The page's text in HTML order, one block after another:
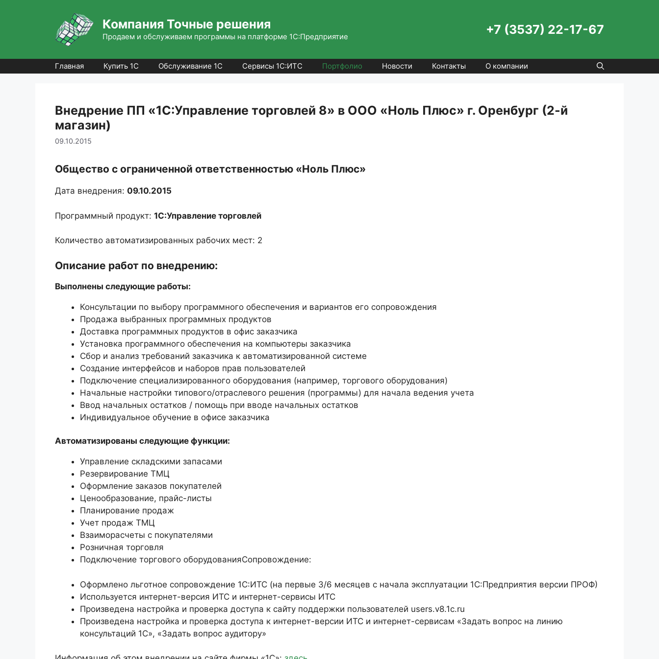
содержимому
Компания Точные решения
Продаем и обслуживаем программы на платформе 1С:Предприятие +7 (3537) 22-17-67
Главная Купить 1С Обслуживание 1С Сервисы 1С:ИТС Портфолио Новости Контакты О компании
Внедрение ПП «1С:Управление торговлей 8» в ООО «Ноль Плюс» г. Оренбург (2-й
магазин)
09.10.2015
Общество с ограниченной ответственностью «Ноль Плюс»
Дата внедрения: 09.10.2015
Программный продукт: 1С:Управление торговлей
Количество автоматизированных рабочих мест: 2
Описание работ по внедрению:
Выполнены следующие работы:
Консультации по выбору программного обеспечения и вариантов его сопровождения
Продажа выбранных программных продуктов
Доставка программных продуктов в офис заказчика
Установка программного обеспечения на компьютеры заказчика
Сбор и анализ требований заказчика к автоматизированной системе
Создание интерфейсов и наборов прав пользователей
Подключение специализированного оборудования (например, торгового оборудования)
Начальные настройки типового/отраслевого решения (программы) для начала ведения учета
Ввод начальных остатков / помощь при вводе начальных остатков
Индивидуальное обучение в офисе заказчика
Автоматизированы следующие функции:
Управление складскими запасами
Резервирование ТМЦ
Оформление заказов покупателей
Ценообразование, прайс-листы
Планирование продаж
Учет продаж ТМЦ
Взаиморасчеты с покупателями
Розничная торговля
Подключение торгового оборудованияСопровождение:
Оформлено льготное сопровождение 1С:ИТС (на первые 3/6 месяцев с начала эксплуатации 1С:Предприятия версии ПРОФ)
Используется интернет-версия ИТС и интернет-сервисы ИТС
Произведена настройка и проверка доступа к сайту поддержки пользователей users.v8.1c.ru
Произведена настройка и проверка доступа к интернет-версии ИТС и интернет-сервисам «Задать вопрос на линию
консультаций 1С», «Задать вопрос аудитору»